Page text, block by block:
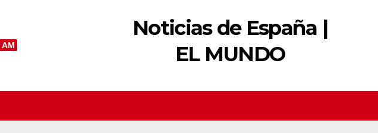
Noticias de España |
EL MUNDO